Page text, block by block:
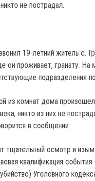
не пострадал.
19-летний житель с.
он проживает, гранату.
подразделения
из комнат дома
никто из них не
в сообщении.
тщательный осмотр и
квалификация
Уголовного